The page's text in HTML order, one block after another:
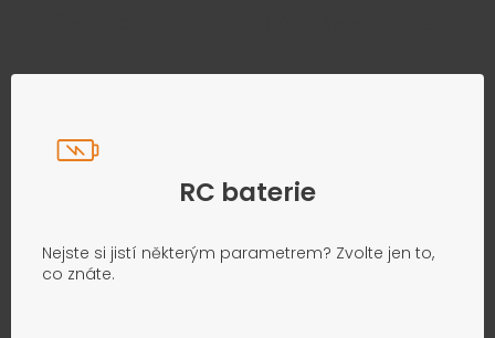
RC baterie
Nejste si jistí některým parametrem? Zvolte jen to,
co znáte.